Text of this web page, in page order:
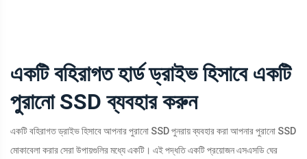
একটি বহিরাগত হার্ড ড্রাইভ হিসাবে একটি
পুরানো SSD ব্যবহার করুন
একটি বহিরাগত ড্রাইভ হিসাবে আপনার পুরানো SSD পুনরায় ব্যবহার করা আপনার পুরানো SSD
মোকাবেলা করার সেরা উপায়গুলির মধ্যে একটি। এই পদ্ধতি একটি প্রয়োজন এসএসডি ঘের